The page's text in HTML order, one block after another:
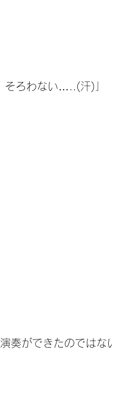
そろわない…..(汗)」
奏ができたのではな